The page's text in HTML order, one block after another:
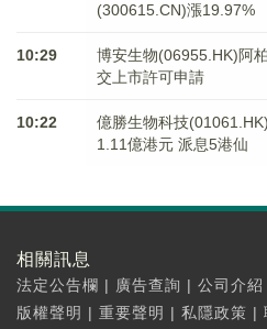
(300615.CN)漲19.97%
10:29
博安生物(06955.HK)阿
交上市許可申請
10:22
億勝生物科技
1.11億港元 派息5港仙
相關訊息
法定公告欄 | 廣告查詢 | 公司介紹
版權聲明 | 重要聲明 | 私隱政策 |